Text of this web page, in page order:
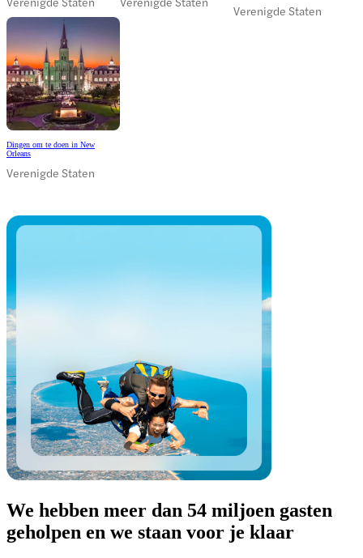
Verenigde Staten
Dingen om te doen in New
Orleans
Verenigde Staten
We hebben meer dan 54 miljoen gasten
geholpen en we staan voor je klaar